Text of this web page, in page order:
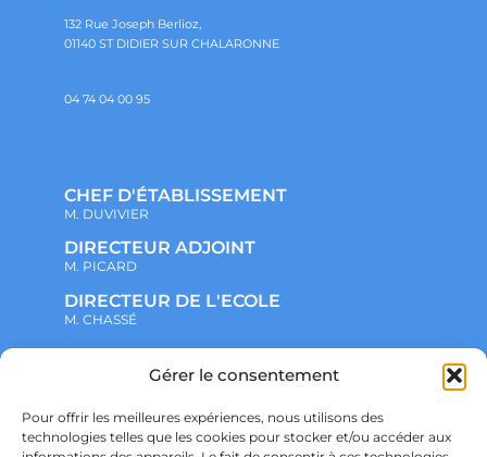
Gérer le consentement
Pour offrir les meilleures expériences, nous utilisons des
technologies telles que les cookies pour stocker et/ou accéder aux
132 Rue Joseph Berlioz,
01140 ST DIDIER SUR CHALARONNE
04 74 04 00 95
CHEF D'ÉTABLISSEMENT
M. DUVIVIER
DIRECTEUR ADJOINT
M. PICARD
DIRECTEUR DE L'ECOLE
M. CHASSÉ
NOTRE ENSEMBLE SCOLAIRE
ADMINISTRATIF
VIE ASSOCIATIVE
PARTENARIATS